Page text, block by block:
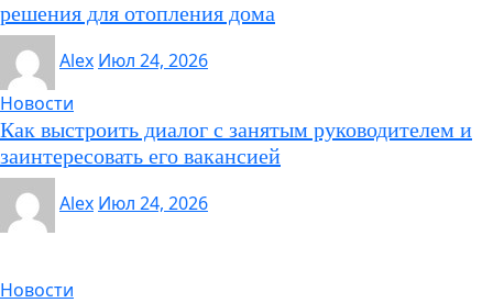
решения для отопления дома
Alex Июл 24, 2026
Новости
Как выстроить диалог с занятым руководителем и
заинтересовать его вакансией
Alex Июл 24, 2026
Новости